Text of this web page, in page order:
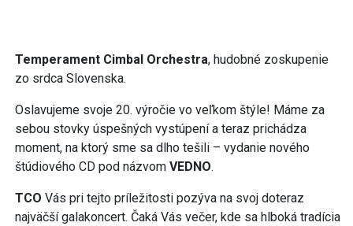
Temperament Cimbal Orchestra, hudobné zoskupenie
zo srdca Slovenska.
Oslavujeme svoje 20. výročie vo veľkom štýle! Máme za
sebou stovky úspešných vystúpení a teraz prichádza
moment, na ktorý sme sa dlho tešili – vydanie nového
štúdiového CD pod názvom VEDNO.
TCO Vás pri tejto príležitosti pozýva na svoj doteraz
najväčší galakoncert. Čaká Vás večer, kde sa hlboká tradícia